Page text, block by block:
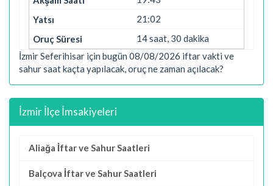
21:02
14 saat, 30 dakika
İzmir Seferihisar için bugün 08/08/2026 iftar vakti ve
sahur saat kaçta yapılacak, oruç ne zaman açılacak?
İzmir İlçe İmsakiyeleri
Aliağa İftar ve Sahur Saatleri
Balçova İftar ve Sahur Saatleri